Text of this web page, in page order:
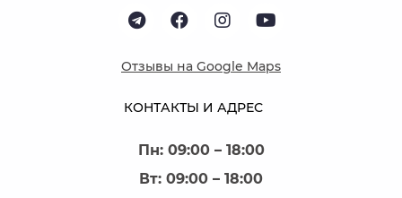
КОНТАКТЫ И АДРЕС
Пн: 09:00 – 18:00
Вт: 09:00 – 18:00
Отзывы на Google Maps